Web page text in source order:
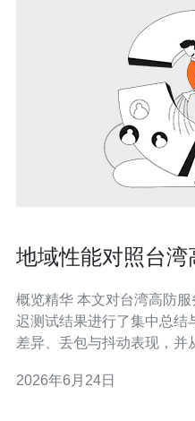
地域性能对照台湾
概览精华 本文对台湾高防服务器排名榜单中不同节点的延
迟测试结果进行了集中总结
差异、丢包与抖动表现，
节点（台北/台中）延迟最低
2026年6月24日